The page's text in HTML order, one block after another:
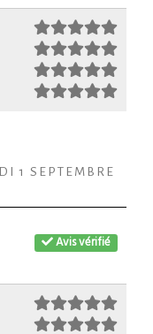
1 SEPTEMBRE
Avis vérifié